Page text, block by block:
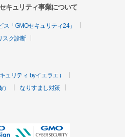
キュリティ事業について
「GMOセキュリティ24」
スク診断
ュリティ byイエラエ）
なりすまし対策